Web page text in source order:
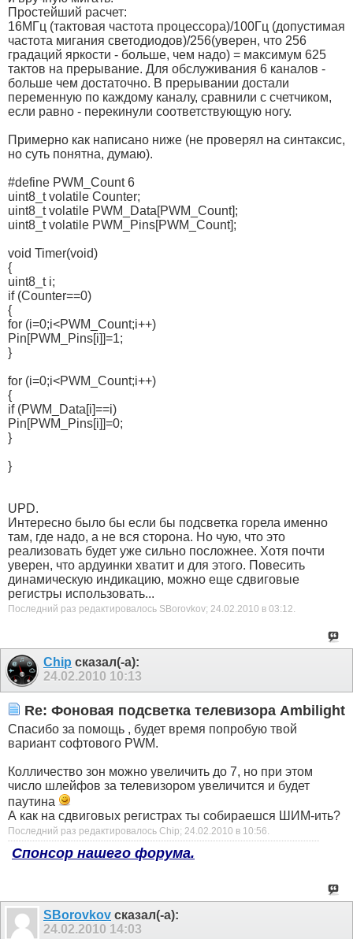
Простейший расчет:
16МГц (тактовая частота процессора)/100Гц (допустимая
частота мигания светодиодов)/256(уверен, что 256
градаций яркости - больше, чем надо) = максимум 625
тактов на прерывание. Для обслуживания 6 каналов -
больше чем достаточно. В прерывании достали
переменную по каждому каналу, сравнили с счетчиком,
если равно - перекинули соответствующую ногу.
Примерно как написано ниже (не проверял на синтаксис,
но суть понятна, думаю).
#define PWM_Count 6
uint8_t volatile Counter;
uint8_t volatile PWM_Data[PWM_Count];
uint8_t volatile PWM_Pins[PWM_Count];
void Timer(void)
{
uint8_t i;
if (Counter==0)
{
for (i=0;i<PWM_Count;i++)
Pin[PWM_Pins[i]]=1;
}
for (i=0;i<PWM_Count;i++)
{
if (PWM_Data[i]==i)
Pin[PWM_Pins[i]]=0;
}
}
UPD.
Интересно было бы если бы подсветка горела именно
там, где надо, а не вся сторона. Но чую, что это
реализовать будет уже сильно посложнее. Хотя почти
уверен, что ардуинки хватит и для этого. Повесить
динамическую индикацию, можно еще сдвиговые
регистры использовать...
Последний раз редактировалось SBorovkov; 24.02.2010 в 03:12.
Chip сказал(-а):
24.02.2010 10:13
Re: Фоновая подсветка телевизора Ambilight
Спасибо за помощь , будет время попробую твой
вариант софтового PWM.
Колличество зон можно увеличить до 7, но при этом
число шлейфов за телевизором увеличится и будет
паутина
А как на сдвиговых регистрах ты собираешся ШИМ-ить?
Последний раз редактировалось Chip; 24.02.2010 в 10:56.
Спонсор нашего форума.
SBorovkov сказал(-а):
24.02.2010 14:03